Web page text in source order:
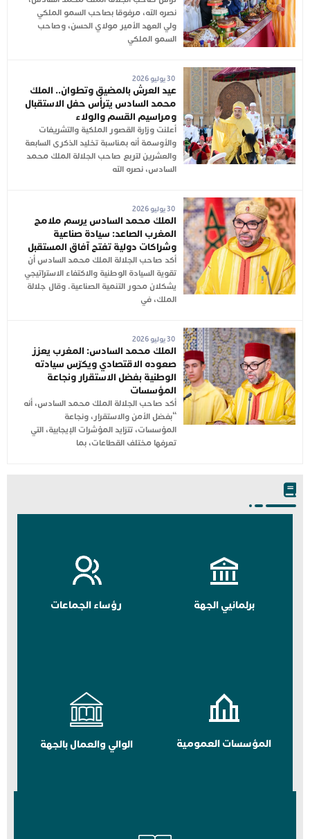
نصره الله، مرفوقا بصاحب السمو الملكي
ولي العهد الأمير مولاي الحسن، وصاحب
السمو الملكي
30 يوليو 2026
عيد العرش بالمضيق وتطوان.. الملك
محمد السادس يترأس حفل الاستقبال
ومراسيم القسم والولاء
أعلنت وزارة القصور الملكية والتشريفات
والأوسمة أنه بمناسبة تخليد الذكرى السابعة
والعشرين لتربع صاحب الجلالة الملك محمد
السادس، نصره الله
30 يوليو 2026
الملك محمد السادس يرسم ملامح
المغرب الصاعد: سيادة صناعية
وشراكات دولية تفتح آفاق المستقبل
أكد صاحب الجلالة الملك محمد السادس أن
تقوية السيادة الوطنية والاكتفاء الاستراتيجي
يشكلان محور التنمية الصناعية. وقال جلالة
الملك، في
30 يوليو 2026
الملك محمد السادس: المغرب يعزز
صعوده الاقتصادي ويكرّس سيادته
الوطنية بفضل الاستقرار ونجاعة
المؤسسات
أكد صاحب الجلالة الملك محمد السادس، أنه
“بفضل الأمن والاستقرار، ونجاعة
المؤسسات، تتزايد المؤشرات الإيجابية، التي
تعرفها مختلف القطاعات، بما
برلمانيي الجهة رؤساء الجماعات
المؤسسات العمومية الوالي والعمال بالجهة